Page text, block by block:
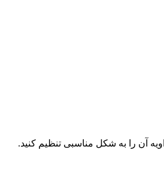
آن را به شکل مناسبی تنظیم کنید.